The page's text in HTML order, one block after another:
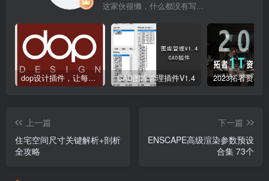
这家伙很懒，什么都没有写...
dop设计插件，让每个设计师都能享受到CAD制图的乐趣 CAD图库管理插件V1.4
上一篇
住宅空间尺寸关键解析+剖析
全攻略
下一篇
ENSCAPE高级渲染参数预设
合集 73个